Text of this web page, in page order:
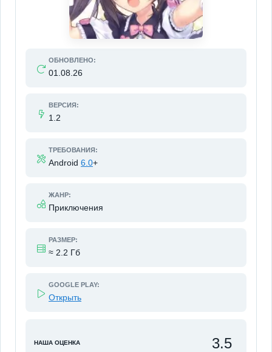
ОБНОВЛЕНО:
01.08.26
ВЕРСИЯ:
1.2
ТРЕБОВАНИЯ:
Android 6.0+
ЖАНР:
Приключения
РАЗМЕР:
≈ 2.2 Гб
GOOGLE PLAY:
Открыть
НАША ОЦЕНКА 3.5